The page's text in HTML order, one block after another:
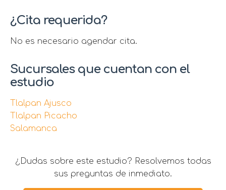
¿Cita requerida?
No es necesario agendar cita.
Sucursales que cuentan con el
estudio
Tlalpan Ajusco
Tlalpan Picacho
Salamanca
¿Dudas sobre este estudio? Resolvemos todas
sus preguntas de inmediato.